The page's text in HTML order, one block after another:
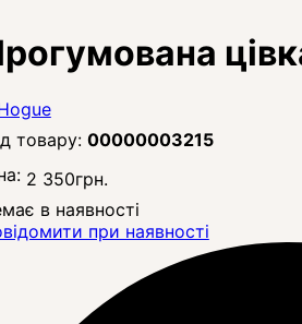
00000003215
2 350грн.
в наявності
при наявності